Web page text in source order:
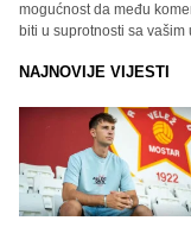
mogućnost da među
biti u suprotnosti sa vašim
NAJNOVIJE VIJESTI